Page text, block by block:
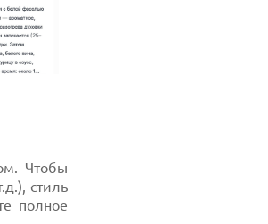
Чтобы
стиль
полное